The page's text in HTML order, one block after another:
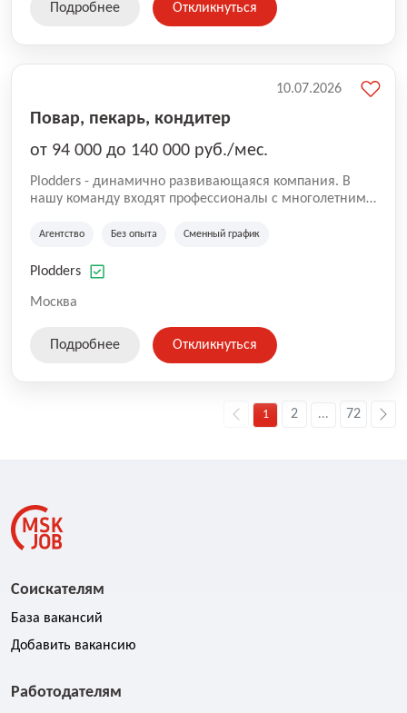
Подробнее Откликнуться
Повар, пекарь, кондитер
от 94 000 до 140 000 руб./мес.
Plodders - динамично развивающаяся компания. В
нашу команду входят профессионалы с многолетним
на рынке аутсорсинга, а накопленный опыт позволяют
оказываемых услуг.
Агентство Без опыта Сменный график
Plodders
Москва
10.07.2026
Подробнее Откликнуться
1 2 ... 72
Соискателям
База вакансий
Добавить вакансию
Работодателям